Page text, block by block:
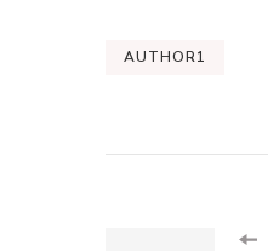
AUTHOR1